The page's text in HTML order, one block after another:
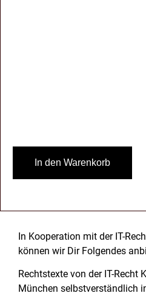
In den Warenkorb
In Kooperation mit der IT-
können wir Dir Folgendes
Rechtstexte von der IT-Recht
München selbstverständlich